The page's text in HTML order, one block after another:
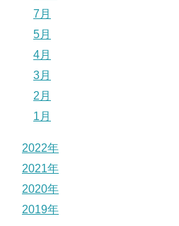
7月
5月
4月
3月
2月
1月
2022年
2021年
2020年
2019年